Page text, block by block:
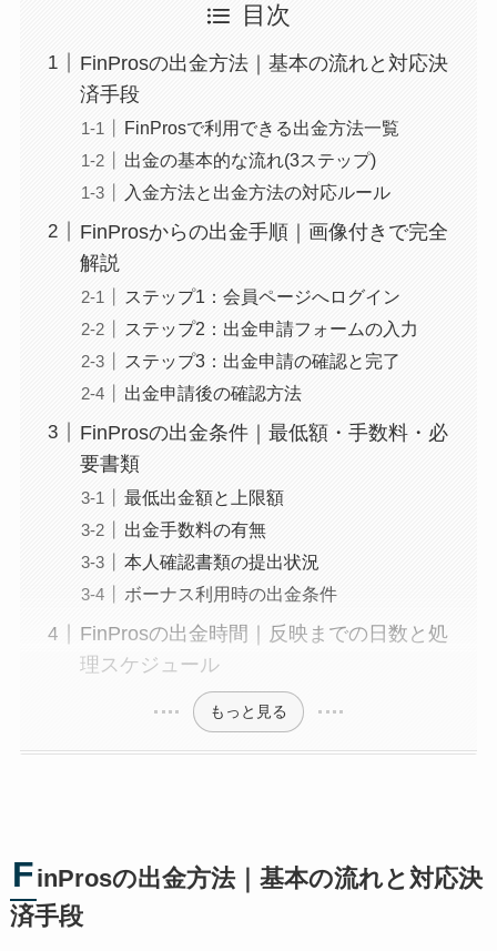
目次
FinProsの出金方法｜基本の流れと対応決
済手段
FinProsで利用できる出金方法一覧
出金の基本的な流れ(3ステップ)
入金方法と出金方法の対応ルール
FinProsからの出金手順｜画像付きで完全
解説
ステップ1：会員ページへログイン
ステップ2：出金申請フォームの入力
ステップ3：出金申請の確認と完了
出金申請後の確認方法
FinProsの出金条件｜最低額・手数料・必
要書類
最低出金額と上限額
出金手数料の有無
本人確認書類の提出状況
ボーナス利用時の出金条件
FinProsの出金時間｜反映までの日数と処
理スケジュール
もっと見る
FinProsの出金方法｜基本の流れと対応決
済手段